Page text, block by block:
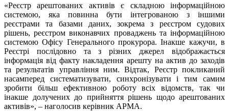
«Реєстр арештованих активів є складною інформаційною
системою, яка повинна бути інтегрованою з іншими
реєстрами та базами даних, зокрема з реєстром судових
рішень, реєстром виконавчих проваджень та інформаційною
системою Офісу Генерального прокурора. Інакше кажучи, в
Реєстрі послідовно та з різних джерел відображається
інформація від факту накладення арешту на актив до заходів
та результатів управління ним. Відтак, Реєстр покликаний
насамперед систематизувати, синхронізувати і тим самим
зробити більш ефективною роботу всіх відомств, так чи
інакше долучених до прийняття рішень щодо арештованих
активів», – наголосив керівник АРМА.